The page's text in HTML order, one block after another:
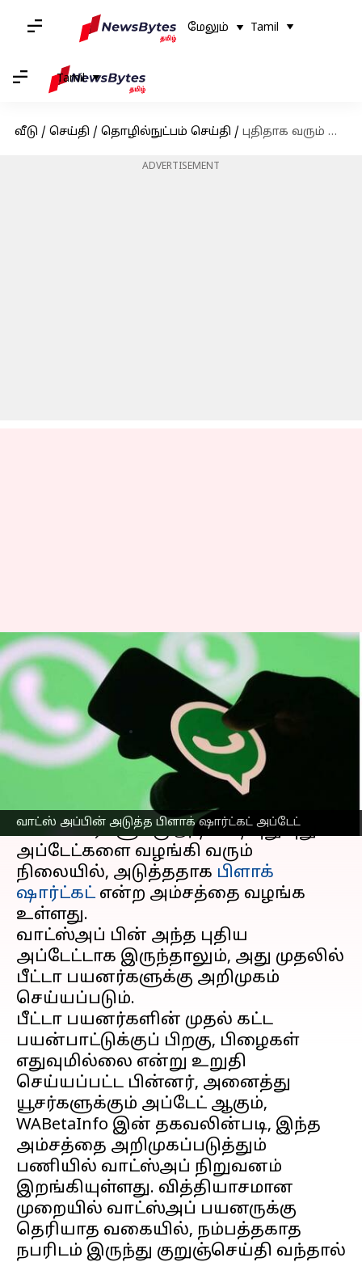
மேலும் Tamil
Tamil
வீடு / செய்தி / தொழில்நுட்பம் செய்தி / புதிதாக வரும் வாட்ஸ் அப் பிளாக் ஷார்ட்கட் - எப்படி செயல்படும்?
ADVERTISEMENT
வாட்ஸ் அப்பின் அடுத்த பிளாக் ஷார்ட்கட் அப்டேட்
புதிதாக வரும் வாட்ஸ் அப்
பிளாக் ஷார்ட்கட் - எப்படி
செயல்படும்?
எழுதியவர் Siranjeevi Jan 17, 2023 10:40 am
வாட்ஸ் அப் நிறுவனம்
பயனாளர்களுக்கு அடிக்கடி புது புது
அப்டேட்களை வழங்கி வரும்
நிலையில், அடுத்ததாக பிளாக்
ஷார்ட்கட் என்ற அம்சத்தை வழங்க
உள்ளது.
வாட்ஸ்அப் பின் அந்த புதிய
அப்டேட்டாக இருந்தாலும், அது முதலில்
பீட்டா பயனர்களுக்கு அறிமுகம்
செய்யப்படும்.
பீட்டா பயனர்களின் முதல் கட்ட
பயன்பாட்டுக்குப் பிறகு, பிழைகள்
எதுவுமில்லை என்று உறுதி
செய்யப்பட்ட பின்னர், அனைத்து
யூசர்களுக்கும் அப்டேட் ஆகும்,
WABetaInfo இன் தகவலின்படி, இந்த
அம்சத்தை அறிமுகப்படுத்தும்
பணியில் வாட்ஸ்அப் நிறுவனம்
இறங்கியுள்ளது. வித்தியாசமான
முறையில் வாட்ஸ்அப் பயனருக்கு
தெரியாத வகையில், நம்பத்தகாத
நபரிடம் இருந்து குறுஞ்செய்தி வந்தால்